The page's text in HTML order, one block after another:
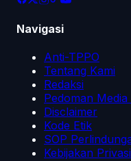
Navigasi
Anti-TPPO
Tentang Kami
Redaksi
Pedoman
Disclaimer
Kode Etik
SOP
Kebijakan Privasi